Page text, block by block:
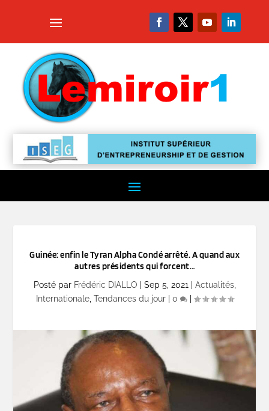
Guinée: enfin le Tyran Alpha Condé arrêté. A quand aux
autres présidents qui forcent…
Posté par Frédéric DIALLO Sep 5, 2021 Actualités,
Internationale, Tendances du jour| 0 |